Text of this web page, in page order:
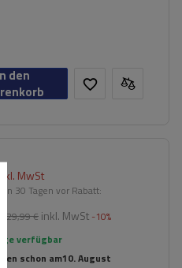
den
inkl. MwSt
in 30 Tagen vor Rabatt:
129,99 € inkl. MwSt -10%
verfügbar
schon am10. August